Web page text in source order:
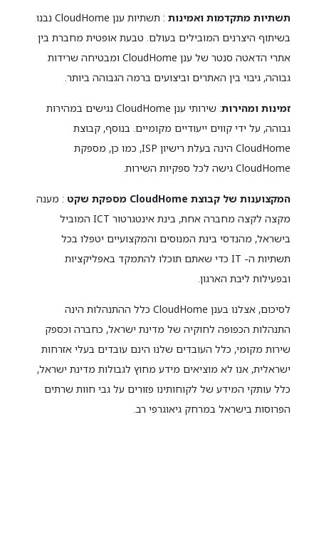
תשתיות מתקדמות ואמינות
: תשתיות ענן CloudHome נבנו
בשיתוף היצרנים המובילים בעולם. טבעת אופטית מחברת בין
אתרי הדאטה סנטר של ענן CloudHome ומבטיחה שרידות
גבוהה, גיבוי בין האתרים וביצועים ברמה הגבוהה ביותר.
זמינות ומהירות
: שירותי ענן CloudHome נגישים במהירות
גבוהה, על ידי קווים ייעודיים מקומיים. בנוסף, קבוצת
CloudHome הינה בעלת רישיון ISP, כמו כן, מספקת
CloudHome גישה לכל ספקיות השירות.
המקצוענות של קבוצת CloudHome מספקת שקט
: מענה
מקצה לקצה מחברה אחת, בינת אינטגרטור ICT המוביל
בישראל, מהנדסי בינת המנוסים והמקצועיים יטפלו בכל
תשתיות ה- IT כדי שאתם תוכלו להתמקד באפליקציות
ובפעילות ליבת הארגון.
לסיכום, אצלנו בענן CloudHome כלל ההתנהלות הינה
התנהלות הכפופה לחוקיה של מדינת ישראל, כחברה וכספק
שירות מקומי, כלל העובדים שלנו הינם עובדים בעלי אזרחות
ישראלית, אנו לא מוציאים מידע מחוץ לגבולות מדינת ישראל,
כלל עותקי המידע של לקוחותינו פזורים על גבי חוות שרתים
הפרוסות בישראל במרחק גיאוגרפי רב.